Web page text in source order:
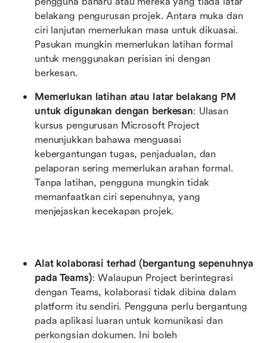
belakang pengurusan projek. Antara muka dan
ciri lanjutan memerlukan masa untuk dikuasai.
Pasukan mungkin memerlukan latihan formal
untuk menggunakan perisian ini dengan
berkesan.
Memerlukan latihan atau latar belakang PM
untuk digunakan dengan berkesan: Ulasan
kursus pengurusan Microsoft Project
menunjukkan bahawa menguasai
kebergantungan tugas, penjadualan, dan
pelaporan sering memerlukan arahan formal.
Tanpa latihan, pengguna mungkin tidak
memanfaatkan ciri sepenuhnya, yang
menjejaskan kecekapan projek.
Alat kolaborasi terhad (bergantung sepenuhnya
pada Teams): Walaupun Project berintegrasi
dengan Teams, kolaborasi tidak dibina dalam
platform itu sendiri. Pengguna perlu bergantung
pada aplikasi luaran untuk komunikasi dan
perkongsian dokumen. Ini boleh